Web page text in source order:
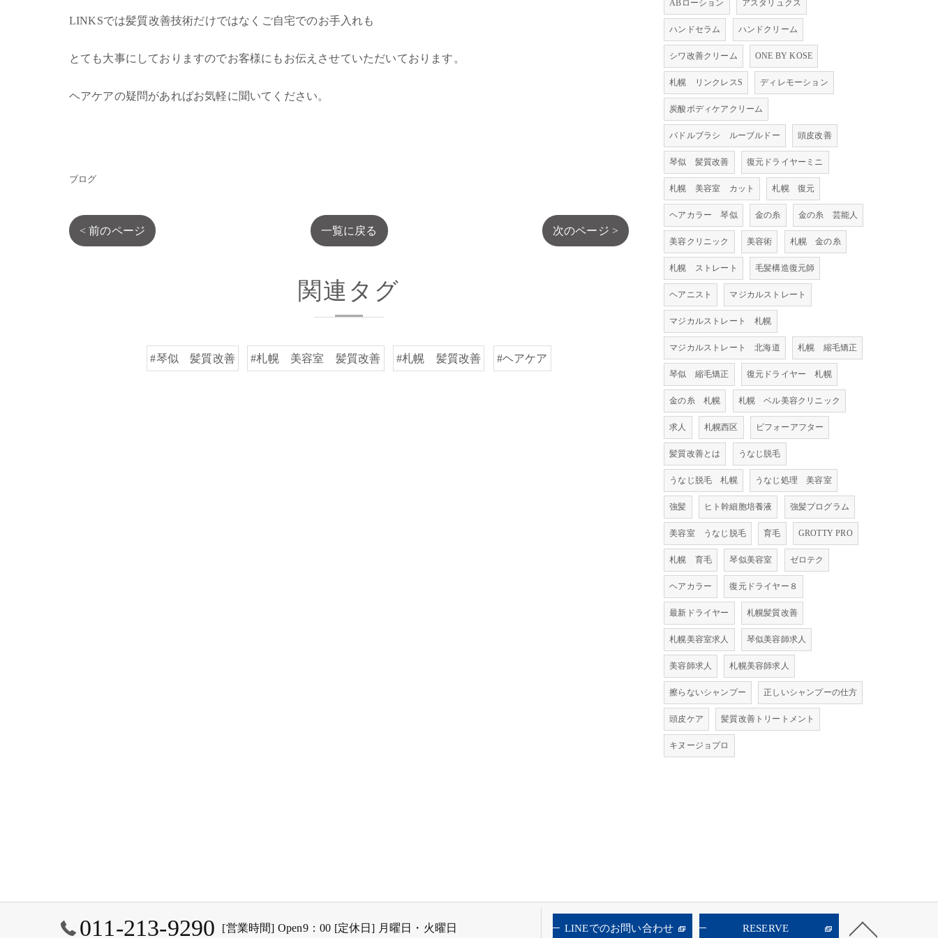
LINKSでは髪質改善技術だけではなくご自宅でのお手入れも
とても大事にしておりますのでお客様にもお伝えさせていただいております。
ヘアケアの疑問があればお気軽に聞いてください。
ブログ
< 前のページ 一覧に戻る 次のページ >
関連タグ
#琴似 髪質改善 #札幌 美容室 髪質改善 #札幌 髪質改善 #ヘアケア
ABローション アスタリュクス
ハンドセラム ハンドクリーム
シワ改善クリーム ONE BY KOSE
札幌 リンクレスS ディレモーション
炭酸ボディケアクリーム
パドルブラシ ルーブルドー 頭皮改善
琴似 髪質改善 復元ドライヤーミニ
札幌 美容室 カット 札幌 復元
ヘアカラー 琴似 金の糸 金の糸 芸能人
美容クリニック 美容術 札幌 金の糸
札幌 ストレート 毛髪構造復元師
ヘアニスト マジカルストレート
マジカルストレート 札幌
マジカルストレート 北海道 札幌 縮毛矯正
琴似 縮毛矯正 復元ドライヤー 札幌
金の糸 札幌 札幌 ベル美容クリニック
求人 札幌西区 ビフォーアフター
髪質改善とは うなじ脱毛
うなじ脱毛 札幌 うなじ処理 美容室
強髪 ヒト幹細胞培養液 強髪プログラム
美容室 うなじ脱毛 育毛 GROTTY PRO
札幌 育毛 琴似美容室 ゼロテク
ヘアカラー 復元ドライヤー８
最新ドライヤー 札幌髪質改善
札幌美容室求人 琴似美容師求人
美容師求人 札幌美容師求人
擦らないシャンプー 正しいシャンプーの仕方
頭皮ケア 髪質改善トリートメント
キヌージョプロ
011-213-9290 [営業時間] Open9：00 [定休日] 月曜日・火曜日 LINEでのお問い合わせ RESERVE